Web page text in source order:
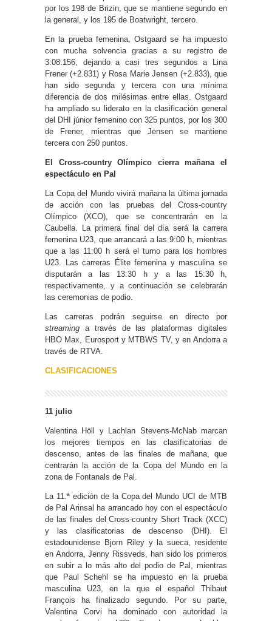
por los 198 de Brizin, que se mantiene segundo en
la general, y los 195 de Boatwright, tercero.
En la prueba femenina, Ostgaard se ha impuesto
con mucha solvencia gracias a su registro de
3:08.156, dejando a casi tres segundos a Lina
Frener (+2.831) y Rosa Marie Jensen (+2.833), que
han sido segunda y tercera con una mínima
diferencia de dos milésimas entre ellas. Ostgaard
ha ampliado su liderato en la clasificación general
del DHI júnior femenino con 325 puntos, por los 300
de Frener, mientras que Jensen se mantiene
tercera con 250 puntos.
El Cross-country Olímpico cierra mañana el
espectáculo en Pal
La Copa del Mundo vivirá mañana la última jornada
de acción con las pruebas del Cross-country
Olímpico (XCO), que se concentrarán en la
Caubella. La primera final del día será la carrera
femenina U23, que arrancará a las 9:00 h, mientras
que a las 11:00 h será el turno para los hombres
U23. Las carreras Élite femenina y masculina se
disputarán a las 13:30 h y a las 15:30 h,
respectivamente, y a continuación se celebrarán
las ceremonias de podio.
Las carreras podrán seguirse en directo por
streaming a través de las plataformas digitales
HBO Max, Eurosport y MTBWS TV, y en Andorra a
través de RTVA.
CLASIFICACIONES
11 julio
Valentina Höll y Lachlan Stevens-McNab marcan
los mejores tiempos en las clasificatorias de
descenso, antes de las finales de mañana, que
centrarán la acción de la Copa del Mundo en la
zona de Fontanals de Pal.
La 11.ª edición de la Copa del Mundo UCI de MTB
de Pal Arinsal ha arrancado hoy con el espectáculo
de las finales del Cross-country Short Track (XCC)
y las clasificatorias de descenso (DHI). El
estadounidense Bjorn Riley y la sueca, residente
en Andorra, Jenny Rissveds, han sido los primeros
en subir a lo más alto del podio de Pal, mientras
que Paul Schehl se ha impuesto en la prueba
masculina U23, en la que el español Thibaut
François ha finalizado segundo. Por su parte,
Valentina Corvi ha dominado con autoridad la